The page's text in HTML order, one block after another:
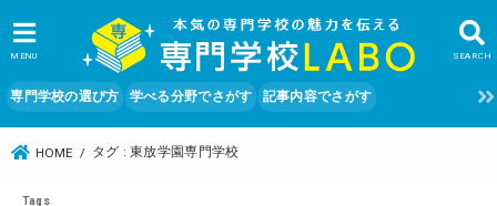
SEARCH
MENU
専門学校の選び方 学べる分野でさがす 記事内容でさがす
HOME タグ : 東放学園専門学校